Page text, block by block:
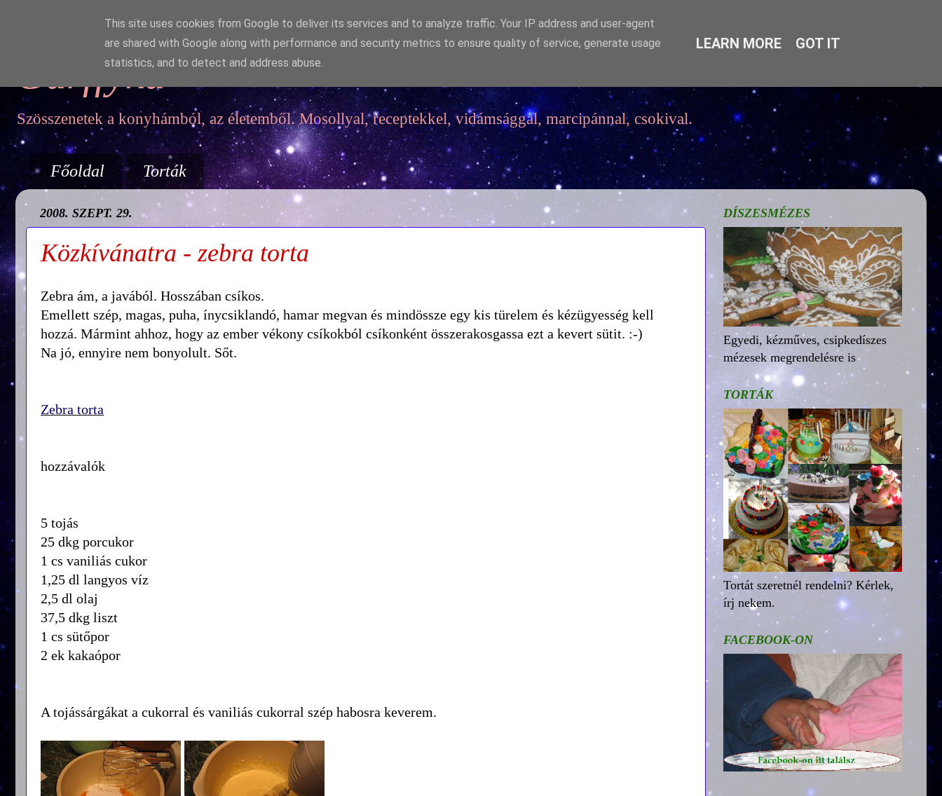
Garffyka
Szösszenetek a konyhámból, az életemből. Mosollyal, receptekkel, vidámsággal, marcipánnal, csokival.
Főoldal Torták
2008. SZEPT. 29.
Közkívánatra - zebra torta
Zebra ám, a javából. Hosszában csíkos.
Emellett szép, magas, puha, ínycsiklandó, hamar megvan és mindössze egy kis türelem és kézügyesség kell
hozzá. Mármint ahhoz, hogy az ember vékony csíkokból csíkonként összerakosgassa ezt a kevert sütit. :-)
Na jó, ennyire nem bonyolult. Sőt.
Zebra torta
hozzávalók
5 tojás
25 dkg porcukor
1 cs vaniliás cukor
1,25 dl langyos víz
2,5 dl olaj
37,5 dkg liszt
1 cs sütőpor
2 ek kakaópor
A tojássárgákat a cukorral és vaniliás cukorral szép habosra keverem.
DÍSZESMÉZES
Egyedi, kézműves, csipkedíszes
mézesek megrendelésre is
TORTÁK
Tortát szeretnél rendelni? Kérlek,
írj nekem.
FACEBOOK-ON
This site uses cookies from Google to deliver its services and to analyze traffic. Your IP address and user-agent
are shared with Google along with performance and security metrics to ensure quality of service, generate usage
statistics, and to detect and address abuse.
LEARN MORE GOT IT